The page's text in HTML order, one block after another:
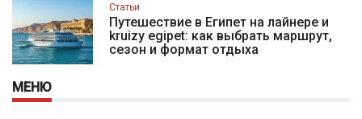
Статьи
Путешествие в Египет на лайнере и
kruizy egipet: как выбрать маршрут,
сезон и формат отдыха
МЕНЮ